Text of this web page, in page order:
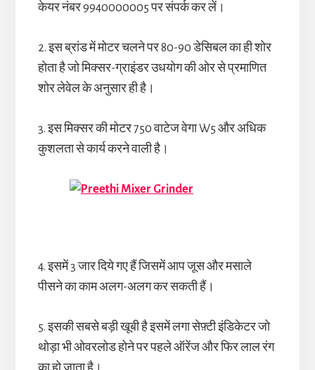
केयर नंबर 9940000005 पर संपर्क कर लें।
2. इस ब्रांड में मोटर चलने पर 80-90 डेसिबल का ही शोर
होता है जो मिक्सर-ग्राइंडर उधयोग की ओर से प्रमाणित
शोर लेवेल के अनुसार ही है।
3. इस मिक्सर की मोटर 750 वाटेज वेगा W5 और अधिक
कुशलता से कार्य करने वाली है।
4. इसमें 3 जार दिये गए हैं जिसमें आप जूस और मसाले
पीसने का काम अलग-अलग कर सकती हैं।
5. इसकी सबसे बड़ी खूबी है इसमें लगा सेफ़्टी इंडिकेटर जो
थोड़ा भी ओवरलोड होने पर पहले ऑरेंज और फिर लाल रंग